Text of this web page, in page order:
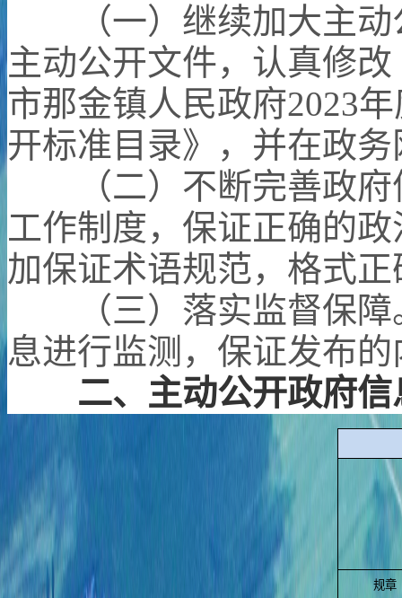
（一） 继续加大主动
主动公开文件， 认真修改
市那金镇人民政府2023年
开标准目录》，并在政
（二） 不断完善政
工作制度，保证正确的
加保证术语规范，格式正
（三） 落实监督保
息进行监测，保证发布
二、主动公开政府
规章